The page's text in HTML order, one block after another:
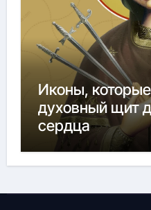
Иконы,
духовный щит
сердца